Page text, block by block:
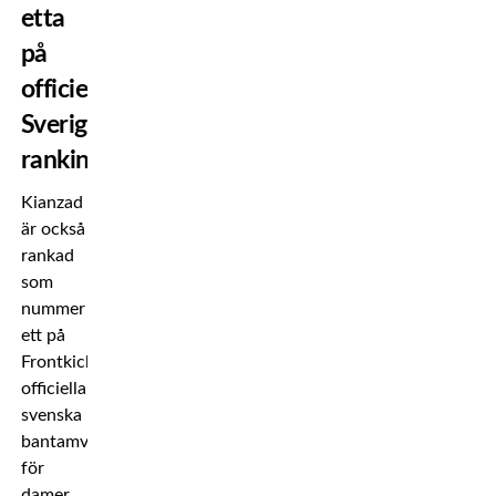
etta
på
officiella
Sverige-
rankingen
Kianzad
är också
rankad
som
nummer
ett på
Frontkicks
officiella
svenska
bantamviktsranking
för